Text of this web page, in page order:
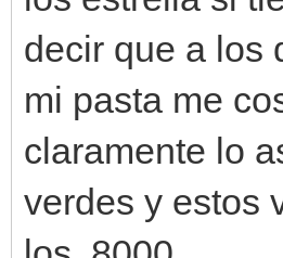
decir que a los
mi pasta me
claramente lo
verdes y estos